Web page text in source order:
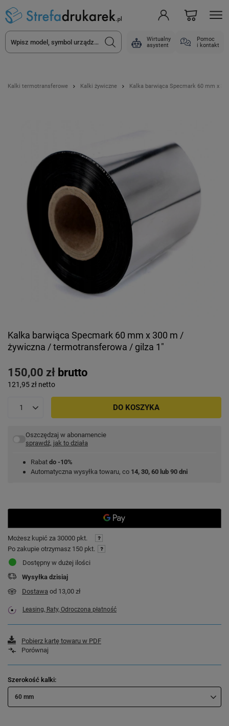
Wirtualny
asystent
Pomoc
i kontakt
Kalki termotransferowe Kalki żywiczne Kalka barwiąca Specmark 60 mm x
Kalka barwiąca Specmark 60 mm x 300 m /
żywiczna / termotransferowa / gilza 1"
150,00 zł brutto
121,95 zł netto
DO KOSZYKA
Oszczędzaj w abonamencie
sprawdź, jak to działa
Rabat do -10%
Automatyczna wysyłka towaru, co 14, 30, 60 lub 90 dni
Możesz kupić za 30000 pkt.
Po zakupie otrzymasz 150 pkt.
Dostępny w dużej ilości
Wysyłka dzisiaj
Dostawa od 13,00 zł
Leasing, Raty, Odroczona płatność
Pobierz kartę towaru w PDF
Porównaj
Szerokość kalki
60 mm